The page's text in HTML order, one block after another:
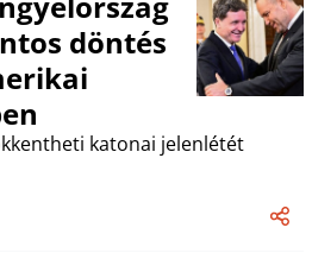
döntés
katonai jelenlétét